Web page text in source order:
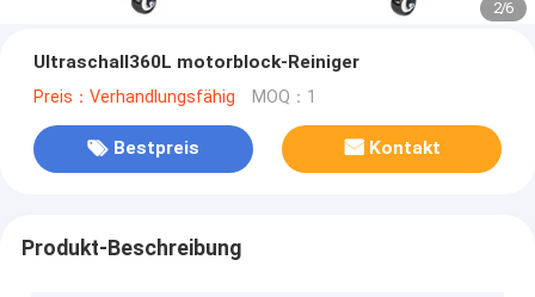
2/6
Ultraschall360L motorblock-Reiniger
Preis：Verhandlungsfähig MOQ：1
Bestpreis Kontakt
Produkt-Beschreibung